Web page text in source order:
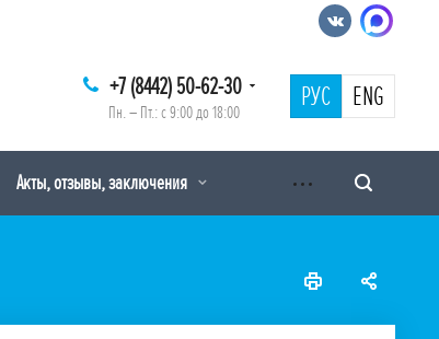
+7 (8442) 50-62-30
Пн. – Пт.: с 9:00 до 18:00 РУС ENG
Акты, отзывы, заключения